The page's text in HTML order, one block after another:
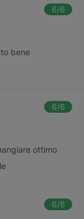
6/6
bene
6/6
ottimo
6/6